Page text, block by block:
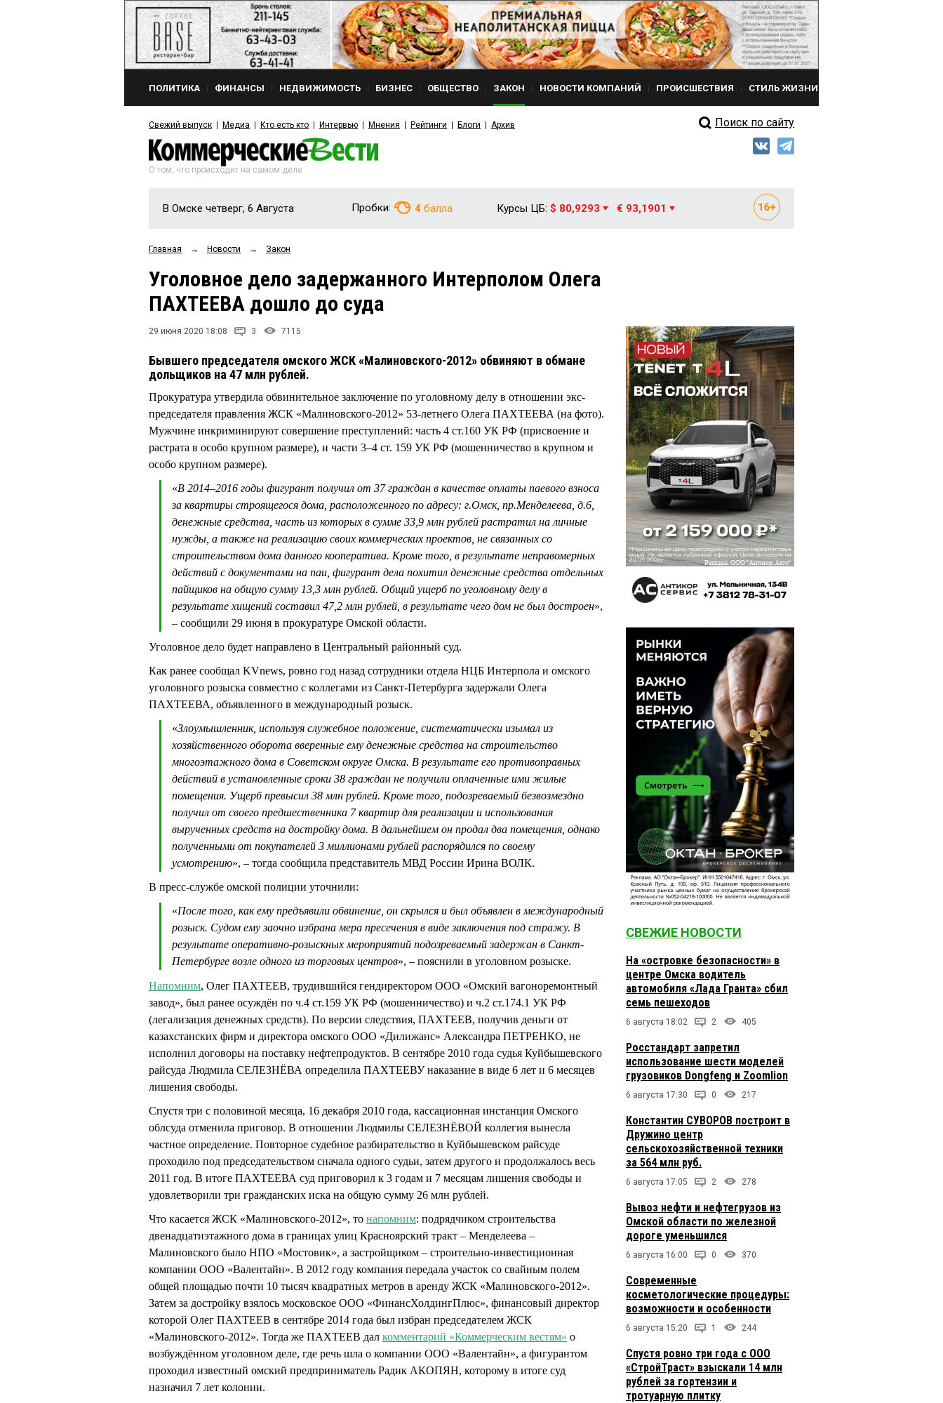
ПОЛИТИКА ФИНАНСЫ НЕДВИЖИМОСТЬ БИЗНЕС ОБЩЕСТВО ЗАКОН НОВОСТИ КОМПАНИЙ ПРОИСШЕСТВИЯ СТИЛЬ ЖИЗНИ
Свежий выпуск Медиа Кто есть кто Интервью Мнения Рейтинги Блоги Архив Поиск по сайту
О том, что происходит на самом деле
В Омске четверг, 6 Августа Пробки: 4 балла Курсы ЦБ: $ 80,9293 € 93,1901
Главная → Новости → Закон
Уголовное дело задержанного Интерполом Олега
ПАХТЕЕВА дошло до суда
29 июня 2020 18:08 3 7115
Бывшего председателя омского ЖСК «Малиновского-2012» обвиняют в обмане
дольщиков на 47 млн рублей.
Прокуратура утвердила обвинительное заключение по уголовному делу в отношении экс-
председателя правления ЖСК «Малиновского-2012» 53-летнего Олега ПАХТЕЕВА (на фото).
Мужчине инкриминируют совершение преступлений: часть 4 ст.160 УК РФ (присвоение и
растрата в особо крупном размере), и части 3–4 ст. 159 УК РФ (мошенничество в крупном и
особо крупном размере).
«В 2014–2016 годы фигурант получил от 37 граждан в качестве оплаты паевого взноса
за квартиры строящегося дома, расположенного по адресу: г.Омск, пр.Менделеева, д.6,
денежные средства, часть из которых в сумме 33,9 млн рублей растратил на личные
нужды, а также на реализацию своих коммерческих проектов, не связанных со
строительством дома данного кооператива. Кроме того, в результате неправомерных
действий с документами на паи, фигурант дела похитил денежные средства отдельных
пайщиков на общую сумму 13,3 млн рублей. Общий ущерб по уголовному делу в
результате хищений составил 47,2 млн рублей, в результате чего дом не был достроен»,
– сообщили 29 июня в прокуратуре Омской области.
Уголовное дело будет направлено в Центральный районный суд.
Как ранее сообщал KVnews, ровно год назад сотрудники отдела НЦБ Интерпола и омского
уголовного розыска совместно с коллегами из Санкт-Петербурга задержали Олега
ПАХТЕЕВА, объявленного в международный розыск.
«Злоумышленник, используя служебное положение, систематически изымал из
хозяйственного оборота вверенные ему денежные средства на строительство
многоэтажного дома в Советском округе Омска. В результате его противоправных
действий в установленные сроки 38 граждан не получили оплаченные ими жилые
помещения. Ущерб превысил 38 млн рублей. Кроме того, подозреваемый безвозмездно
получил от своего предшественника 7 квартир для реализации и использования
вырученных средств на достройку дома. В дальнейшем он продал два помещения, однако
полученными от покупателей 3 миллионами рублей распорядился по своему
усмотрению», – тогда сообщила представитель МВД России Ирина ВОЛК.
В пресс-службе омской полиции уточнили:
«После того, как ему предъявили обвинение, он скрылся и был объявлен в международный
розыск. Судом ему заочно избрана мера пресечения в виде заключения под стражу. В
результате оперативно-розыскных мероприятий подозреваемый задержан в Санкт-
Петербурге возле одного из торговых центров», – пояснили в уголовном розыске.
Напомним, Олег ПАХТЕЕВ, трудившийся гендиректором ООО «Омский вагоноремонтный
завод», был ранее осуждён по ч.4 ст.159 УК РФ (мошенничество) и ч.2 ст.174.1 УК РФ
(легализация денежных средств). По версии следствия, ПАХТЕЕВ, получив деньги от
казахстанских фирм и директора омского ООО «Дилижанс» Александра ПЕТРЕНКО, не
исполнил договоры на поставку нефтепродуктов. В сентябре 2010 года судья Куйбышевского
райсуда Людмила СЕЛЕЗНЁВА определила ПАХТЕЕВУ наказание в виде 6 лет и 6 месяцев
лишения свободы.
Спустя три с половиной месяца, 16 декабря 2010 года, кассационная инстанция Омского
облсуда отменила приговор. В отношении Людмилы СЕЛЕЗНЁВОЙ коллегия вынесла
частное определение. Повторное судебное разбирательство в Куйбышевском райсуде
проходило под председательством сначала одного судьи, затем другого и продолжалось весь
2011 год. В итоге ПАХТЕЕВА суд приговорил к 3 годам и 7 месяцам лишения свободы и
удовлетворили три гражданских иска на общую сумму 26 млн рублей.
Что касается ЖСК «Малиновского-2012», то напомним: подрядчиком строительства
двенадцатиэтажного дома в границах улиц Красноярский тракт – Менделеева –
Малиновского было НПО «Мостовик», а застройщиком – строительно-инвестиционная
компании ООО «Валентайн». В 2012 году компания передала участок со свайным полем
общей площадью почти 10 тысяч квадратных метров в аренду ЖСК «Малиновского-2012».
Затем за достройку взялось московское ООО «ФинансХолдингПлюс», финансовый директор
которой Олег ПАХТЕЕВ в сентябре 2014 года был избран председателем ЖСК
«Малиновского-2012». Тогда же ПАХТЕЕВ дал комментарий «Коммерческим вестям» о
возбуждённом уголовном деле, где речь шла о компании ООО «Валентайн», а фигурантом
проходил известный омский предприниматель Радик АКОПЯН, которому в итоге суд
назначил 7 лет колонии.
СВЕЖИЕ НОВОСТИ
На «островке безопасности» в
центре Омска водитель
автомобиля «Лада Гранта» сбил
семь пешеходов
6 августа 18:02 2 405
Росстандарт запретил
использование шести моделей
грузовиков Dongfeng и Zoomlion
6 августа 17:30 0 217
Константин СУВОРОВ построит в
Дружино центр
сельскохозяйственной техники
за 564 млн руб.
6 августа 17:05 2 278
Вывоз нефти и нефтегрузов из
Омской области по железной
дороге уменьшился
6 августа 16:00 0 370
Современные
косметологические процедуры:
возможности и особенности
6 августа 15:20 1 244
Спустя ровно три года с ООО
«СтройТраст» взыскали 14 млн
рублей за гортензии и
тротуарную плитку